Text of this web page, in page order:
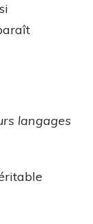
langages